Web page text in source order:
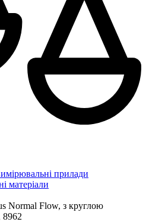
прилади
матеріали
Normal Flow, з круглою